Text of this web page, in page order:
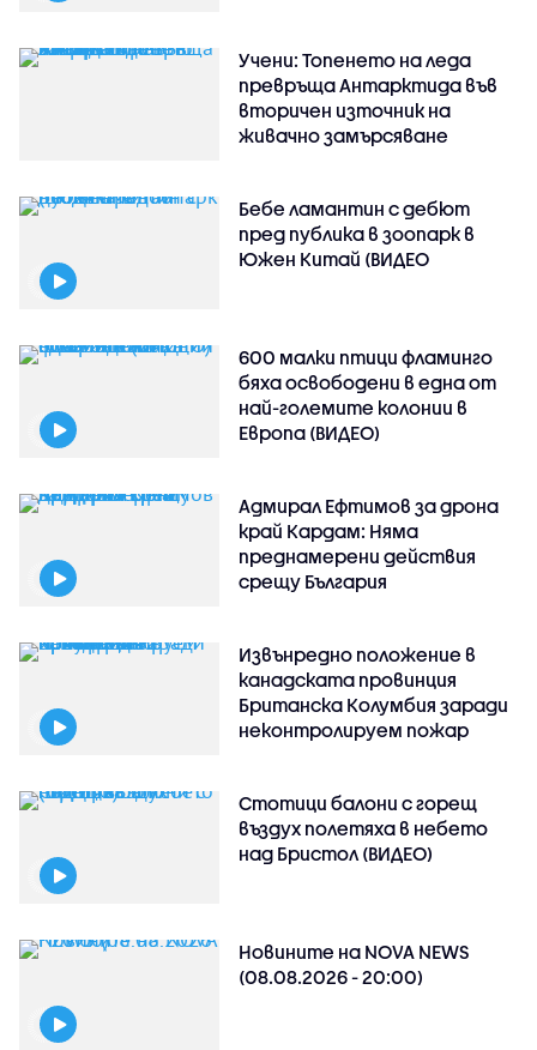
Учени: Топенето на леда
превръща Антарктида във
вторичен източник на
живачно замърсяване
Бебе ламантин с дебют
пред публика в зоопарк в
Южен Китай (ВИДЕО
600 малки птици фламинго
бяха освободени в една от
най-големите колонии в
Европа (ВИДЕО)
Адмирал Ефтимов за дрона
край Кардам: Няма
преднамерени действия
срещу България
Извънредно положение в
канадската провинция
Британска Колумбия заради
неконтролируем пожар
Стотици балони с горещ
въздух полетяха в небето
над Бристол (ВИДЕО)
Новините на NOVA NEWS
(08.08.2026 - 20:00)